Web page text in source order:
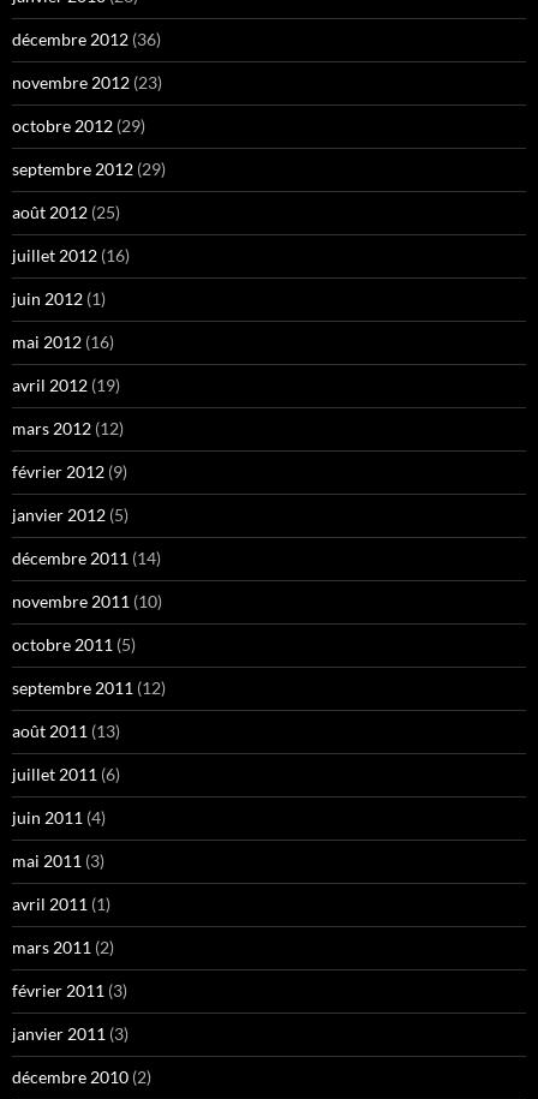
décembre 2012 (36)
novembre 2012 (23)
octobre 2012 (29)
septembre 2012 (29)
août 2012 (25)
juillet 2012 (16)
juin 2012 (1)
mai 2012 (16)
avril 2012 (19)
mars 2012 (12)
février 2012 (9)
janvier 2012 (5)
décembre 2011 (14)
novembre 2011 (10)
octobre 2011 (5)
septembre 2011 (12)
août 2011 (13)
juillet 2011 (6)
juin 2011 (4)
mai 2011 (3)
avril 2011 (1)
mars 2011 (2)
février 2011 (3)
janvier 2011 (3)
décembre 2010 (2)